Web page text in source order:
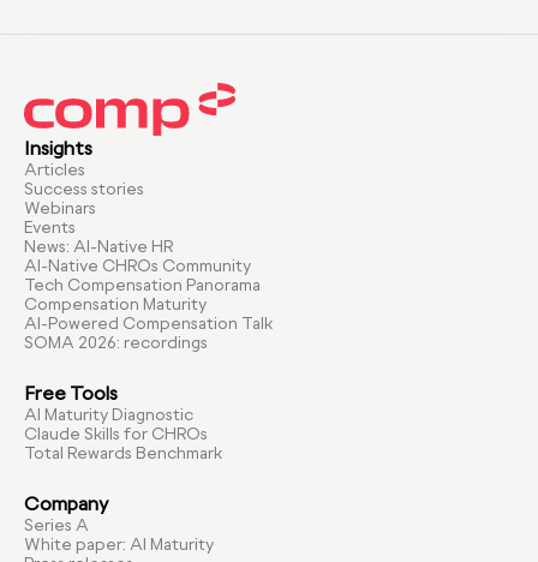
Insights
Articles
Success stories
Webinars
Events
News: AI-Native HR
AI-Native CHROs Community
Tech Compensation Panorama
Compensation Maturity
AI-Powered Compensation Talk
SOMA 2026: recordings
Free Tools
AI Maturity Diagnostic
Claude Skills for CHROs
Total Rewards Benchmark
Company
Series A
White paper: AI Maturity